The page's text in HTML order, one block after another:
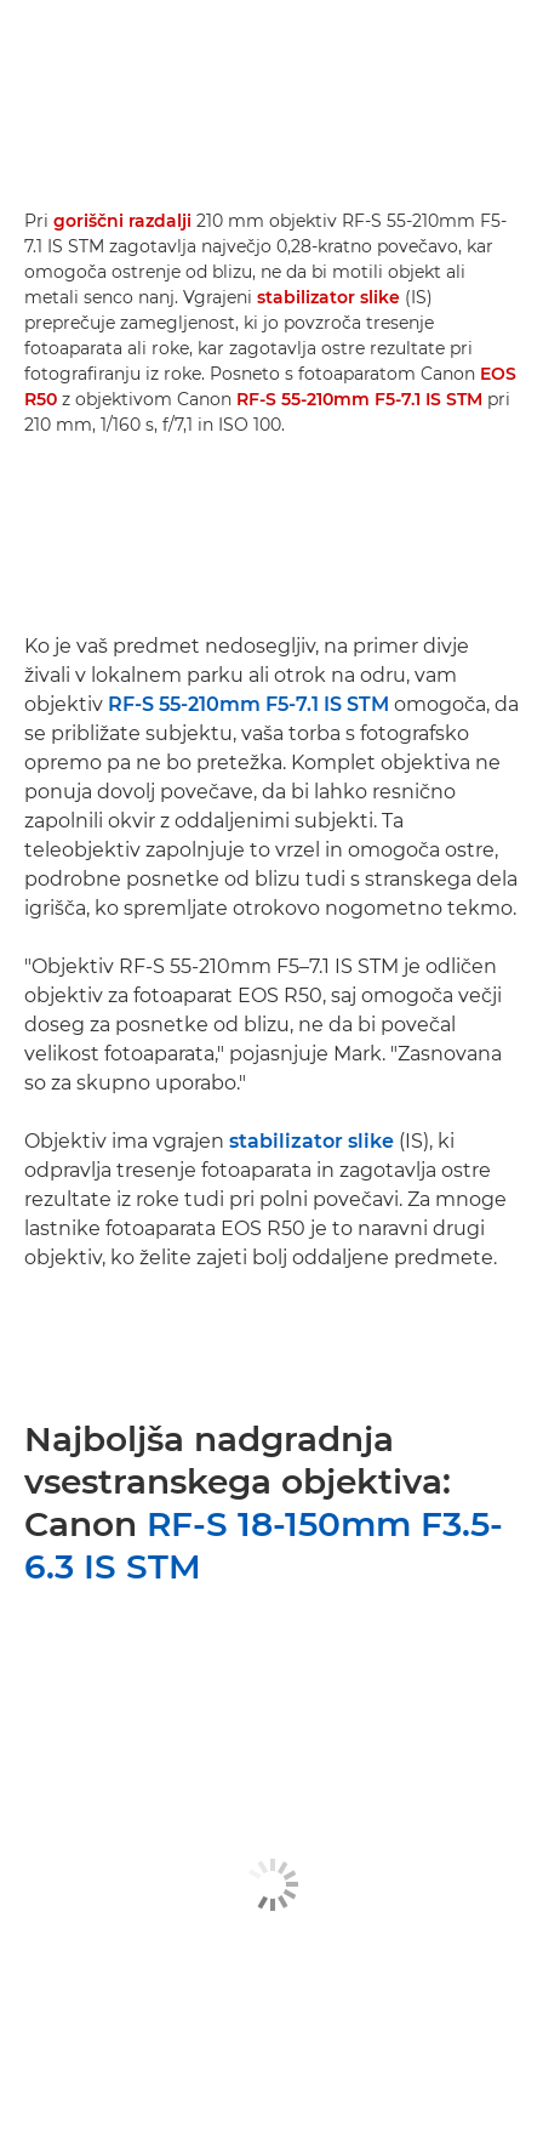
Pri goriščni razdalji 210 mm objektiv RF-S 55-210mm F5-
7.1 IS STM zagotavlja največjo 0,28-kratno povečavo, kar
omogoča ostrenje od blizu, ne da bi motili objekt ali
metali senco nanj. Vgrajeni stabilizator slike (IS)
preprečuje zamegljenost, ki jo povzroča tresenje
fotoaparata ali roke, kar zagotavlja ostre rezultate pri
fotografiranju iz roke. Posneto s fotoaparatom Canon EOS
R50 z objektivom Canon RF-S 55-210mm F5-7.1 IS STM pri
210 mm, 1/160 s, f/7,1 in ISO 100.
Ko je vaš predmet nedosegljiv, na primer divje
živali v lokalnem parku ali otrok na odru, vam
objektiv RF-S 55-210mm F5-7.1 IS STM omogoča, da
se približate subjektu, vaša torba s fotografsko
opremo pa ne bo pretežka. Komplet objektiva ne
ponuja dovolj povečave, da bi lahko resnično
zapolnili okvir z oddaljenimi subjekti. Ta
teleobjektiv zapolnjuje to vrzel in omogoča ostre,
podrobne posnetke od blizu tudi s stranskega dela
igrišča, ko spremljate otrokovo nogometno tekmo.
"Objektiv RF-S 55-210mm F5–7.1 IS STM je odličen
objektiv za fotoaparat EOS R50, saj omogoča večji
doseg za posnetke od blizu, ne da bi povečal
velikost fotoaparata," pojasnjuje Mark. "Zasnovana
so za skupno uporabo."
Objektiv ima vgrajen stabilizator slike (IS), ki
odpravlja tresenje fotoaparata in zagotavlja ostre
rezultate iz roke tudi pri polni povečavi. Za mnoge
lastnike fotoaparata EOS R50 je to naravni drugi
objektiv, ko želite zajeti bolj oddaljene predmete.
Najboljša nadgradnja
vsestranskega objektiva:
Canon RF-S 18-150mm F3.5-
6.3 IS STM